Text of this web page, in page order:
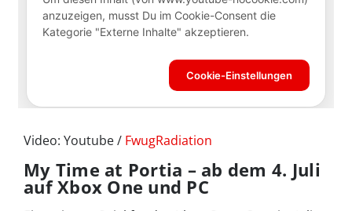
Video: Youtube / FwugRadiation
My Time at Portia – ab dem 4. Juli
auf Xbox One und PC